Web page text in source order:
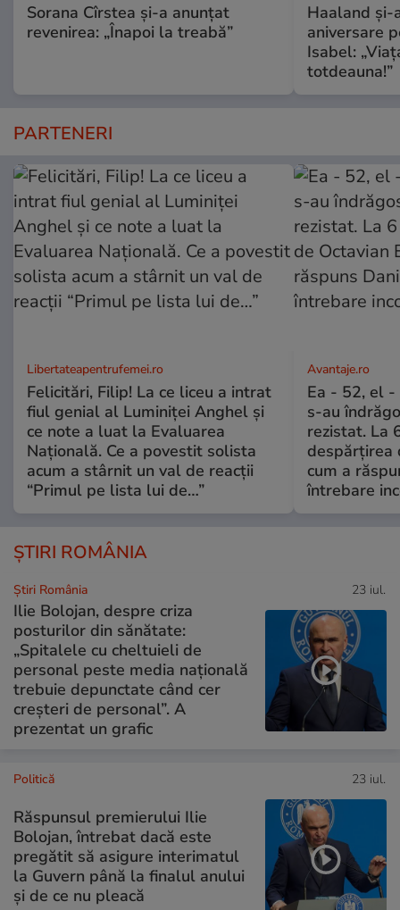
Sorana Cîrstea și-a anunțat
revenirea: „Înapoi la treabă”
Haaland
aniversare
Isabel:
totdeauna!”
PARTENERI
Libertateapentrufemei.ro
Felicitări, Filip! La ce liceu a intrat
fiul genial al Luminiței Anghel și
ce note a luat la Evaluarea
Națională. Ce a povestit solista
acum a stârnit un val de reacții
“Primul pe lista lui de…”
Avantaje.ro
Ea - 52, el -
s-au
rezistat. La
despărțirea
cum a
întrebare
ȘTIRI ROMÂNIA
Știri România 23 iul.
Ilie Bolojan, despre criza
posturilor din sănătate:
„Spitalele cu cheltuieli de
personal peste media națională
trebuie depunctate când cer
creșteri de personal”. A
prezentat un grafic
Politică 23 iul.
Răspunsul premierului Ilie
Bolojan, întrebat dacă este
pregătit să asigure interimatul
la Guvern până la finalul anului
și de ce nu pleacă